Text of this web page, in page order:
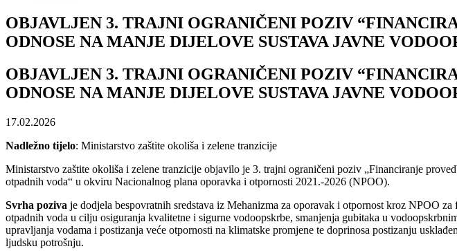
OBJAVLJEN 3. TRAJNI OGRANIČENI POZIV
ODNOSE NA MANJE DIJELOVE SUSTAVA JAVNE
OBJAVLJEN 3. TRAJNI OGRANIČENI POZIV
ODNOSE NA MANJE DIJELOVE SUSTAVA JAVNE
17.02.2026
Nadležno tijelo: Ministarstvo zaštite okoliša i zelene tranzicije
Ministarstvo zaštite okoliša i zelene tranzicije objavilo je 3. trajni ograničeni poziv „Financiranje
otpadnih voda“ u okviru Nacionalnog plana oporavka i otpornosti 2021.-2026 (NPOO).
Svrha poziva je dodjela bespovratnih sredstava iz Mehanizma za oporavak i otpornost kroz NPOO
otpadnih voda u cilju osiguranja kvalitetne i sigurne vodoopskrbe, smanjenja gubitaka u
upravljanja vodama i postizanja veće otpornosti na klimatske promjene te doprinosa postizanju
ljudsku potrošnju.